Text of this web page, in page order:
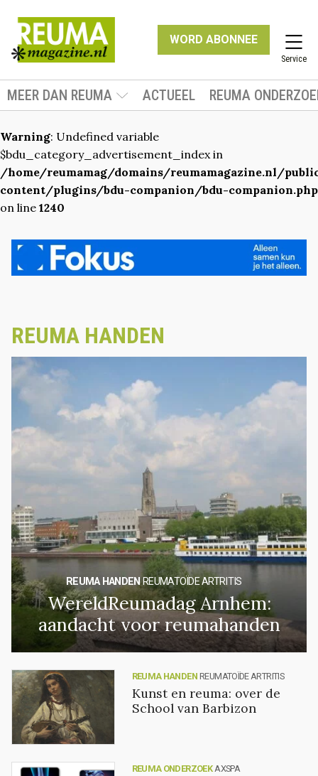
WORD ABONNEE
Service
MEER DAN REUMA ACTUEEL REUMA
Warning: Undefined variable
$bdu_category_advertisement_index in
/home/reumamag/domains/reumamagazine.nl/
content/plugins/bdu-companion/bdu-companion.php
on line 1240
REUMA HANDEN
REUMA HANDEN REUMATOÏDE ARTRITIS
WereldReumadag Arnhem:
aandacht voor reumahanden
REUMA HANDEN REUMATOÏDE ARTRITIS
Kunst en reuma: over de
School van Barbizon
REUMA ONDERZOEK AXSPA